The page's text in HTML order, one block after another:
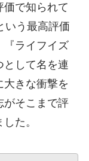
価で知られて
いう最高評価
『ライフイズ
として名を連
大きな衝撃を
がそこまで評
た。